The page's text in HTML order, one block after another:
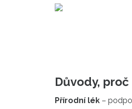
Důvody,
Přírodní lék –